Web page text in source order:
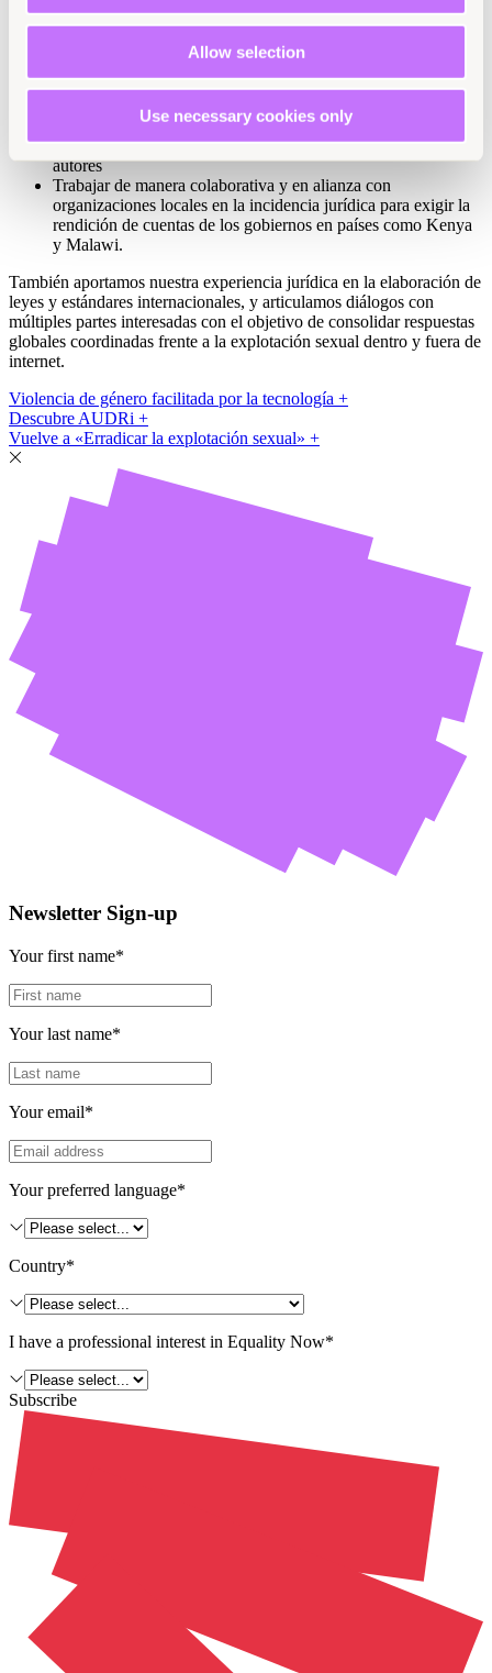
Allow selection
Use necessary cookies only
sexual
Enfrentar el uso de la tecnología digital, incluida la
delitos de explotación y abuso sexual
Impulsar reformas legales y políticas que despenalicen a las
personas sobrevivientes y pongan fin a la impunidad de los
autores
Trabajar de manera colaborativa y en alianza con
organizaciones locales en la incidencia jurídica para exigir la
rendición de cuentas de los gobiernos en países como Kenya
y Malawi.
También aportamos nuestra experiencia jurídica en la elaboración de
leyes y estándares internacionales, y articulamos diálogos con
múltiples partes interesadas con el objetivo de consolidar respuestas
globales coordinadas frente a la explotación sexual dentro y fuera de
internet.
Violencia de género facilitada por la tecnología +
Descubre AUDRi +
Vuelve a «Erradicar la explotación sexual» +
Newsletter Sign-up
Your first name*
Your last name*
Your email*
Your preferred language*
Country*
I have a professional interest in Equality Now*
Subscribe